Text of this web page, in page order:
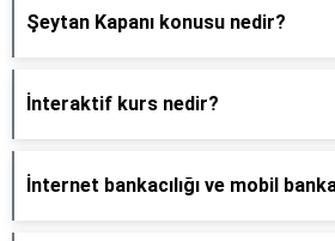
Şeytan Kapanı konusu nedir?
İnteraktif kurs nedir?
İnternet bankacılığı ve mobil